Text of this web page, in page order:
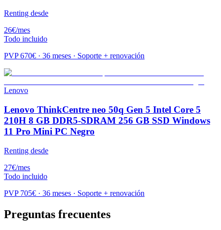
Renting desde
26€/mes
Todo incluido
PVP670€ · 36 meses · Soporte + renovación
Lenovo
Lenovo ThinkCentre neo 50q Gen 5 Intel Core 5
210H 8 GB DDR5-SDRAM 256 GB SSD Windows
11 Pro Mini PC Negro
Renting desde
27€/mes
Todo incluido
PVP 705€ · 36 meses · Soporte + renovación
Preguntas frecuentes